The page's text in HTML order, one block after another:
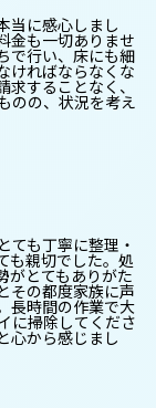
当に感心しまし
金も一切ありませ
で行い、床にも細
ければならなくな
することなく、
のの、状況を考え
ても丁寧に整理・
も親切でした。処
がとてもありがた
その都度家族に声
長時間の作業で大
に掃除してくださ
心から感じまし